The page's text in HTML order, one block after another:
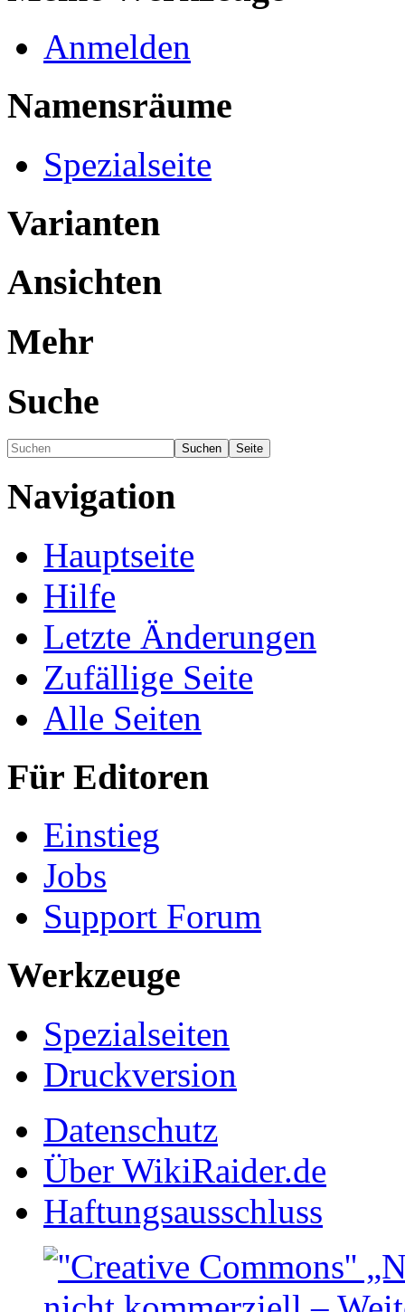
Anmelden
Namensräume
Spezialseite
Varianten
Ansichten
Mehr
Suche
Navigation
Hauptseite
Hilfe
Letzte Änderungen
Zufällige Seite
Alle Seiten
Für Editoren
Einstieg
Jobs
Support Forum
Werkzeuge
Spezialseiten
Druckversion
Datenschutz
Über WikiRaider.de
Haftungsausschluss